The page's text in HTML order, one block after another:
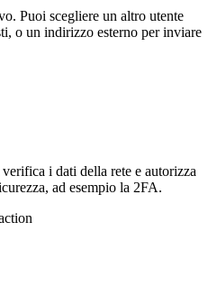
Puoi scegliere un altro utente
o un indirizzo esterno per inviare
i dati della rete e autorizza
ad esempio la 2FA.